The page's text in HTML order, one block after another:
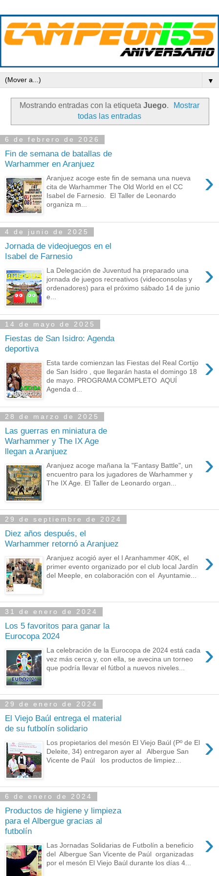
▼
Mostrando entradas con la etiqueta Juego.
Mostrar
todas las entradas
6 de febrero de 2026
Fin de semana de batallas de
Warhammer en Aranjuez
›
Aranjuez acoge este fin de semana una nueva
cita de Warhammer The Old World en el CC
Isabel de Farnesio. El Taller de Leonardo
organiza m...
4 de junio de 2025
Jornada de videojuegos en el
Isabel de Farnesio
›
La Delegación de Juventud ha preparado una
jornada de juegos recreativos (videoconsolas y
ordenadores) para el próximo sábado 14 de junio
e...
14 de mayo de 2025
Fiestas de San Isidro: Agenda
deportiva
›
Esta tarde comienzan las Fiestas del Real Cortijo
de San Isidro , que llegarán hasta el domingo 18
de mayo. PROGRAMA COMPLETO AQUÍ
Agenda d...
28 de marzo de 2025
Las guerras en miniatura de
Warhammer y The IX Age
llegan a Aranjuez
›
Aranjuez acoge mañana la "Fantasy Battle", un
encuentro para los jugadores de Warhammer y
The IX Age. El Taller de Leonardo organ...
29 de septiembre de 2024
Diez años después, el
Warhammer retornó a Aranjuez
›
Aranjuez acogió ayer el I Aranhammer 40K, el
primer evento organizado por el club local Jardín
del Meeple, en colaboración con el Ayuntamie...
31 de enero de 2024
Los 5 favoritos para ganar la
Eurocopa 2024
›
La celebración de la Eurocopa de 2024 está cada
vez más cerca y, con ella, se avecina un torneo
que podría llevar el fútbol a nuevos niveles...
29 de enero de 2024
El Viejo Baúl entrega el material
de su futbolín solidario
›
Los propietarios del mesón El Viejo Baúl (Pº de El
Deleite, 34) entregaron ayer al Albergue San
Vicente de Paúl los productos de limpiez...
6 de enero de 2024
Productos de higiene y limpieza
para el Albergue gracias al
futbolín
›
Las Jornadas Solidarias de Futbolín a beneficio
del Albergue San Vicente de Paúl organizadas
por el mesón El Viejo Baúl durante los días 4...